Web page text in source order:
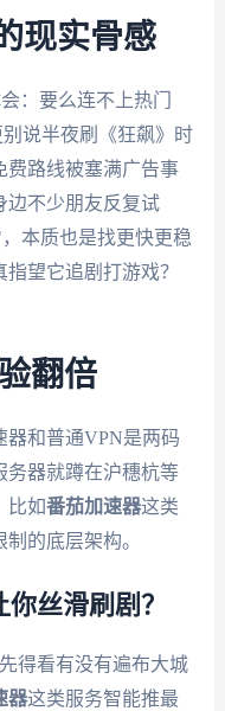
现实骨感
：要么连不上热门
说半夜刷《狂飙》时
费路线被塞满广告事
边不少朋友反复试
本质也是找更快更稳
望它追剧打游戏？
翻倍
器和普通VPN是两码
务器就蹲在沪穗杭等
比如番茄加速器这类
的底层架构。
丝滑刷剧？
得看有没有遍布大城
器这类服务智能推最